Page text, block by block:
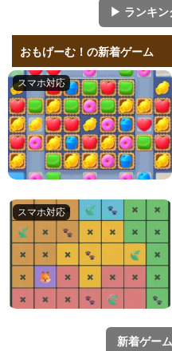
▶ ランキン
おもげーむ！の新着ゲーム
新着ゲー